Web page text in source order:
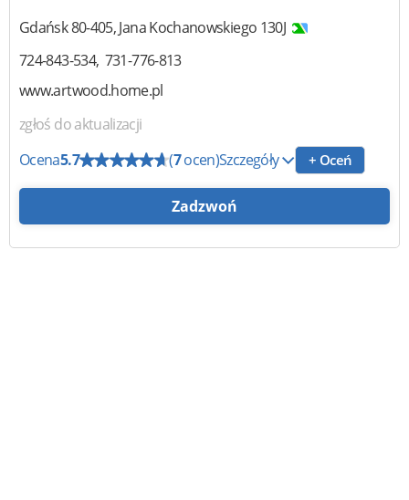
Gdańsk80-405,Jana Kochanowskiego 130J
724-843-534 731-776-813
www.artwood.home.pl
zgłoś do aktualizacji
Ocena5.7 (7ocen)Szczegóły + Oceń
Zadzwoń